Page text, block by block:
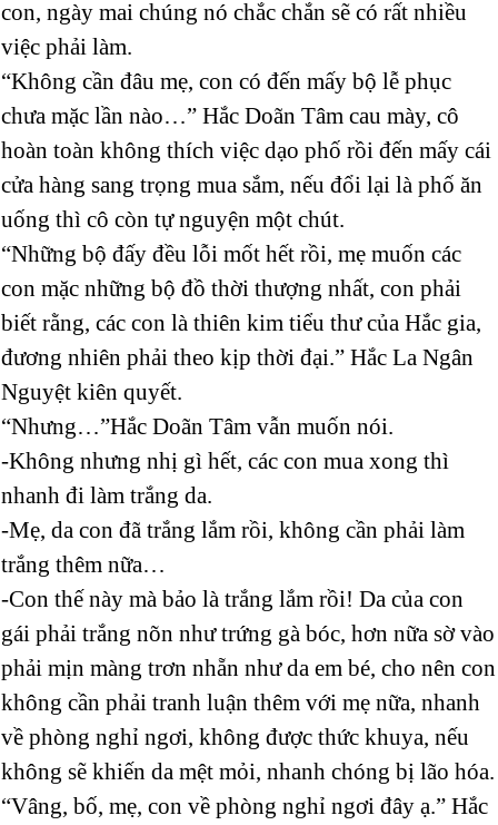
con, ngày mai chúng nó chắc chắn sẽ có rất nhiều
việc phải làm.
“Không cần đâu mẹ, con có đến mấy bộ lễ phục
chưa mặc lần nào…” Hắc Doãn Tâm cau mày, cô
hoàn toàn không thích việc dạo phố rồi đến mấy cái
cửa hàng sang trọng mua sắm, nếu đổi lại là phố ăn
uống thì cô còn tự nguyện một chút.
“Những bộ đấy đều lỗi mốt hết rồi, mẹ muốn các
con mặc những bộ đồ thời thượng nhất, con phải
biết rằng, các con là thiên kim tiểu thư của Hắc gia,
đương nhiên phải theo kịp thời đại.” Hắc La Ngân
Nguyệt kiên quyết.
“Nhưng…”Hắc Doãn Tâm vẫn muốn nói.
-Không nhưng nhị gì hết, các con mua xong thì
nhanh đi làm trắng da.
-Mẹ, da con đã trắng lắm rồi, không cần phải làm
trắng thêm nữa…
-Con thế này mà bảo là trắng lắm rồi! Da của con
gái phải trắng nõn như trứng gà bóc, hơn nữa sờ vào
phải mịn màng trơn nhẵn như da em bé, cho nên con
không cần phải tranh luận thêm với mẹ nữa, nhanh
về phòng nghỉ ngơi, không được thức khuya, nếu
không sẽ khiến da mệt mỏi, nhanh chóng bị lão hóa.
“Vâng, bố, mẹ, con về phòng nghỉ ngơi đây ạ.” Hắc